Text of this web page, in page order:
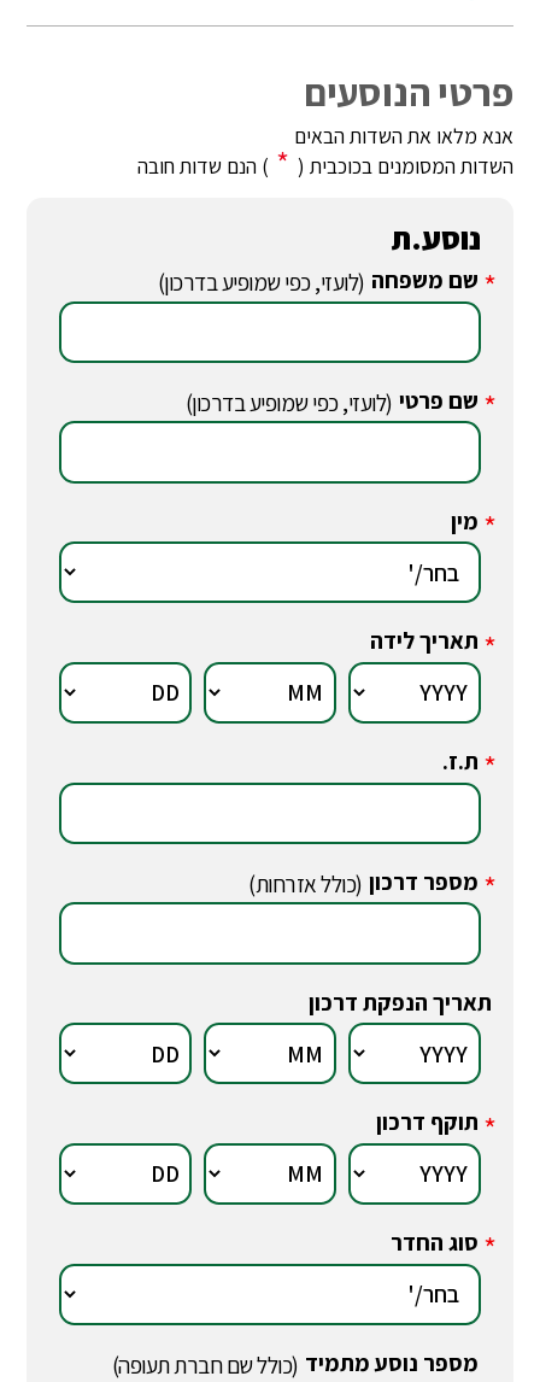
פרטי הנוסעים
אנא מלאו את השדות הבאים
השדות המסומנים בכוכבית ( * ) הנם שדות חובה
נוסע.ת
* שם משפחה (לועזי, כפי שמופיע בדרכון)
* שם פרטי (לועזי, כפי שמופיע בדרכון)
* מין
* תאריך לידה
* ת.ז.
* מספר דרכון (כולל אזרחות)
תאריך הנפקת דרכון
* תוקף דרכון
* סוג החדר
מספר נוסע מתמיד (כולל שם חברת תעופה)